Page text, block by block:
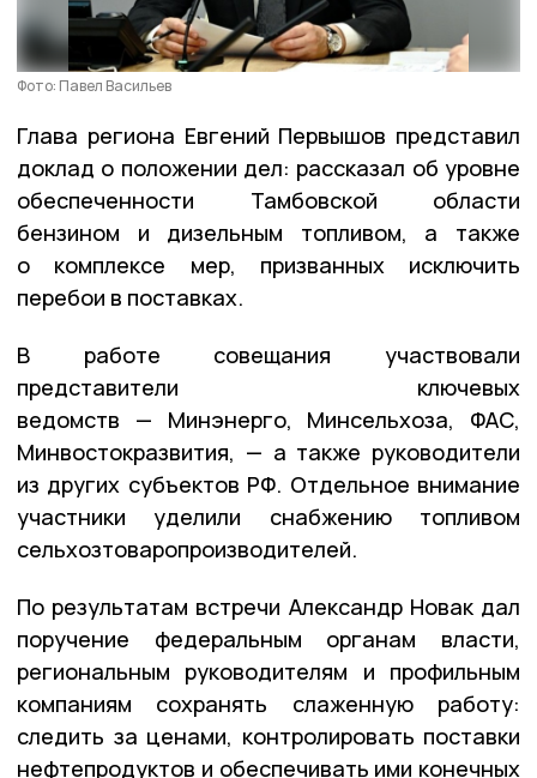
Фото: Павел Васильев
Глава региона Евгений Первышов представил
доклад о положении дел: рассказал об уровне
обеспеченности Тамбовской области
бензином и дизельным топливом, а также
о комплексе мер, призванных исключить
перебои в поставках.
В работе совещания участвовали
представители ключевых
ведомств — Минэнерго, Минсельхоза, ФАС,
Минвостокразвития, — а также руководители
из других субъектов РФ. Отдельное внимание
участники уделили снабжению топливом
сельхозтоваропроизводителей.
По результатам встречи Александр Новак дал
поручение федеральным органам власти,
региональным руководителям и профильным
компаниям сохранять слаженную работу:
следить за ценами, контролировать поставки
нефтепродуктов и обеспечивать ими конечных